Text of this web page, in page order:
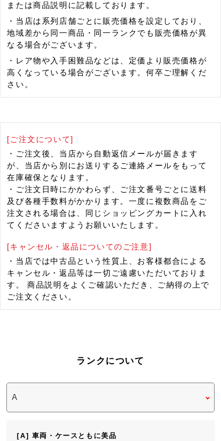
または商品説明に記載しております。
・当店は系列店舗ごとに販売価格を設定しており、
地域差から同一商品・同一ランクでも販売価格が異
なる場合がございます。
・レア物や入手困難品などは、定価より販売価格が
高くなっている場合がございます。何卒ご理解くだ
さい。
[ご注文について]
・ご注文後、当店から自動返信メールが届きます
が、当店から別にお送りするご連絡メールをもって
在庫確保となります。
・ご注文日時にかかわらず、ご注文番号ごとに送料
及び各種手数料がかかります。一度に複数商品をご
注文される場合は、同じショッピングカートに入れ
てくださいますようお願いいたします。
[キャンセル・返品についてのご注意]
・当店では中古品という性質上、お客様都合による
キャンセル・返品等は一切ご遠慮いただいておりま
す。 商品説明をよくご確認いただき、ご納得の上で
ご注文ください。
ランクについて
[A] 車両・ケースともに美品